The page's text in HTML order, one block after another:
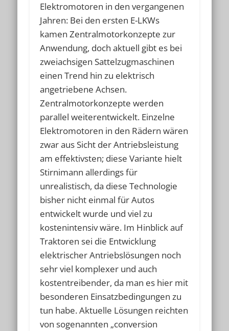
Elektromotoren in den vergangenen
Jahren: Bei den ersten E-LKWs
kamen Zentralmotorkonzepte zur
Anwendung, doch aktuell gibt es bei
zweiachsigen Sattelzugmaschinen
einen Trend hin zu elektrisch
angetriebene Achsen.
Zentralmotorkonzepte werden
parallel weiterentwickelt. Einzelne
Elektromotoren in den Rädern wären
zwar aus Sicht der Antriebsleistung
am effektivsten; diese Variante hielt
Stirnimann allerdings für
unrealistisch, da diese Technologie
bisher nicht einmal für Autos
entwickelt wurde und viel zu
kostenintensiv wäre. Im Hinblick auf
Traktoren sei die Entwicklung
elektrischer Antriebslösungen noch
sehr viel komplexer und auch
kostentreibender, da man es hier mit
besonderen Einsatzbedingungen zu
tun habe. Aktuelle Lösungen reichten
von sogenannten „conversion